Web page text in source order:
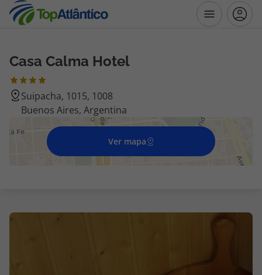
Destinos
Voos
Hotéis
Voos + Hotel
Casa Calma Hotel
Suipacha, 1015, 1008
Buenos Aires, Argentina
Ver mapa